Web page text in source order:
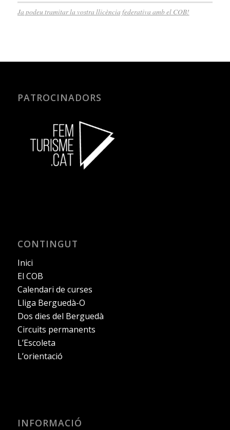
Ja podeu tramitar la vostra llicència federativa amb el COB!
PATROCINADORS
CONTINGUT
Inici
El COB
Calendari de curses
Lliga Berguedà-O
Dos dies del Berguedà
Circuits permanents
L’Escoleta
L’orientació
INFORMACIÓ